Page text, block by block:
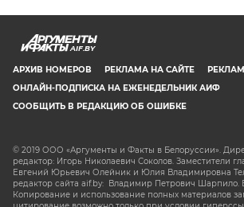
AIF.BY
АРХИВ НОМЕРОВ РЕКЛАМА НА САЙТЕ
ОНЛАЙН-ПОДПИСКА НА ЕЖЕНЕДЕЛЬНИК АИФ
СООБЩИТЬ В РЕДАКЦИЮ ОБ ОШИБКЕ
© 2019 ООО «Аргументы и Факты в Белоруссии».
редактор: Игорь Николаевич Соколов. Заместители
Евгений Юрьевич Олейник и Юлия Владимировна
редактор сайта aif.by: Владимир Петрович
Копирование и использование полных материалов